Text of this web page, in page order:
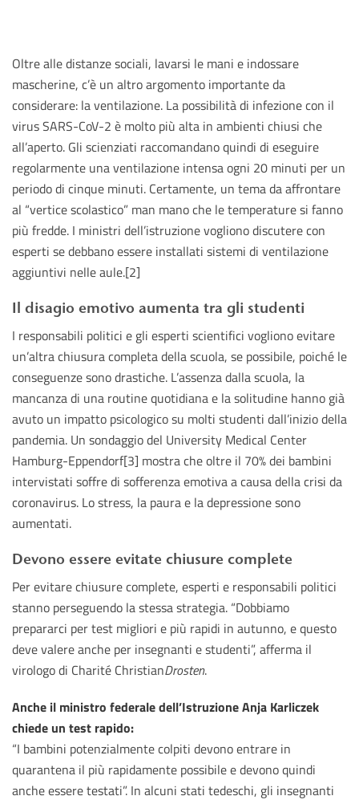
Oltre alle distanze sociali, lavarsi le mani e indossare
mascherine, c’è un altro argomento importante da
considerare: la ventilazione. La possibilità di infezione con il
virus SARS-CoV-2 è molto più alta in ambienti chiusi che
all’aperto. Gli scienziati raccomandano quindi di eseguire
regolarmente una ventilazione intensa ogni 20 minuti per un
periodo di cinque minuti. Certamente, un tema da affrontare
al “vertice scolastico” man mano che le temperature si fanno
più fredde. I ministri dell’istruzione vogliono discutere con
esperti se debbano essere installati sistemi di ventilazione
aggiuntivi nelle aule.[2]
Il disagio emotivo aumenta tra gli studenti
I responsabili politici e gli esperti scientifici vogliono evitare
un’altra chiusura completa della scuola, se possibile, poiché le
conseguenze sono drastiche. L’assenza dalla scuola, la
mancanza di una routine quotidiana e la solitudine hanno già
avuto un impatto psicologico su molti studenti dall’inizio della
pandemia. Un sondaggio del University Medical Center
Hamburg-Eppendorf[3] mostra che oltre il 70% dei bambini
intervistati soffre di sofferenza emotiva a causa della crisi da
coronavirus. Lo stress, la paura e la depressione sono
aumentati.
Devono essere evitate chiusure complete
Per evitare chiusure complete, esperti e responsabili politici
stanno perseguendo la stessa strategia. “Dobbiamo
prepararci per test migliori e più rapidi in autunno, e questo
deve valere anche per insegnanti e studenti”, afferma il
virologo di Charité ChristianDrosten.
Anche il ministro federale dell’Istruzione Anja Karliczek
chiede un test rapido:
“I bambini potenzialmente colpiti devono entrare in
quarantena il più rapidamente possibile e devono quindi
anche essere testati”. In alcuni stati tedeschi, gli insegnanti